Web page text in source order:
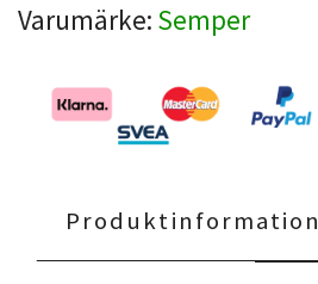
Varumärke: Semper
Produktinformation